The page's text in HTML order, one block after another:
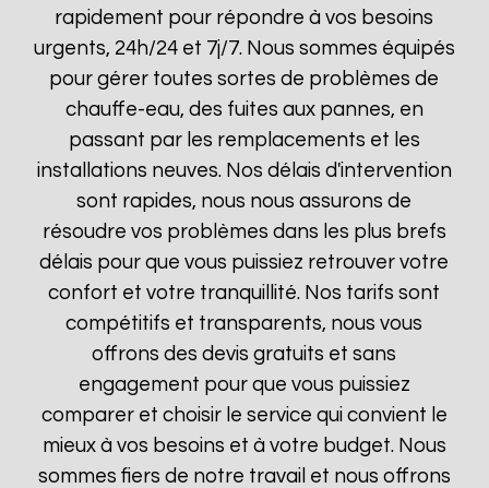
rapidement pour répondre à vos besoins
urgents, 24h/24 et 7j/7. Nous sommes équipés
pour gérer toutes sortes de problèmes de
chauffe-eau, des fuites aux pannes, en
passant par les remplacements et les
installations neuves. Nos délais d'intervention
sont rapides, nous nous assurons de
résoudre vos problèmes dans les plus brefs
délais pour que vous puissiez retrouver votre
confort et votre tranquillité. Nos tarifs sont
compétitifs et transparents, nous vous
offrons des devis gratuits et sans
engagement pour que vous puissiez
comparer et choisir le service qui convient le
mieux à vos besoins et à votre budget. Nous
sommes fiers de notre travail et nous offrons